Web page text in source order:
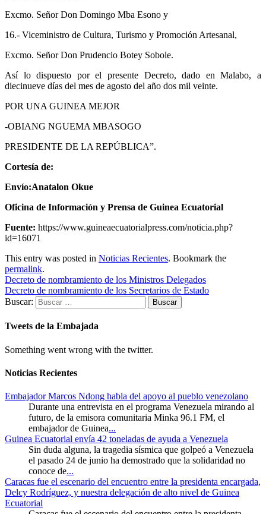
Excmo. Señor Don Domingo Mba Esono y
16.- Viceministro de Cultura, Turismo y Promoción Artesanal,
Excmo. Señor Don Prudencio Botey Sobole.
Así lo dispuesto por el presente Decreto, dado en Malabo, a
diecinueve días del mes de agosto del año dos mil veinte.
POR UNA GUINEA MEJOR
-OBIANG NGUEMA MBASOGO
PRESIDENTE DE LA REPÚBLICA”.
Cortesía de:
Envío:Anatalon Okue
Oficina de Información y Prensa de Guinea Ecuatorial
Fuente: https://www.guineaecuatorialpress.com/noticia.php?
id=16071
This entry was posted in Noticias Recientes. Bookmark the
permalink.
Decreto de nombramiento de los Ministros Delegados
Decreto de nombramiento de los Secretarios de Estado
Buscar:
Tweets de la Embajada
Something went wrong with the twitter.
Noticias Recientes
Embajador Marcos Ndong habla del apoyo al pueblo venezolano
Durante una entrevista en el programa Venezuela mirando al
futuro, de la emisora comunitaria Minka 96.1 FM, el
embajador de Guinea...
Guinea Ecuatorial envía 42 toneladas de ayuda a Venezuela
Sin duda alguna, la tragedia sísmica que golpeó a Venezuela
el pasado 24 de junio ha demostrado que la solidaridad no
conoce de...
Caracas fue el escenario del encuentro entre la presidenta encargada,
Delcy Rodríguez, y nuestra delegación de alto nivel de Guinea
Ecuatorial